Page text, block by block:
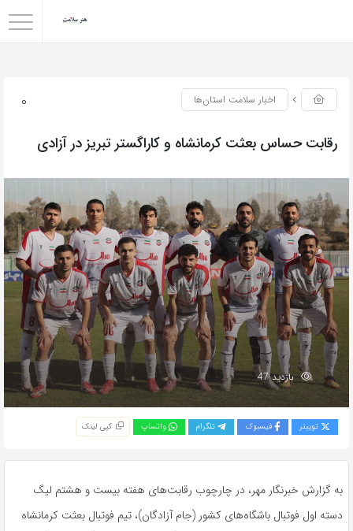
0 اخبار سلامت استان‌ها
رقابت حساس بعثت کرمانشاه و کاراگستر تبریز در آزادی
بازدید 47
توییتر فیسبوک تلگرام واتساپ کپی لینک
به گزارش خبرنگار مهر، در چارچوب رقابت‌های هفته بیست و هشتم لیگ
دسته اول فوتبال باشگاه‌های کشور (جام آزادگان)، تیم فوتبال بعثت کرمانشاه